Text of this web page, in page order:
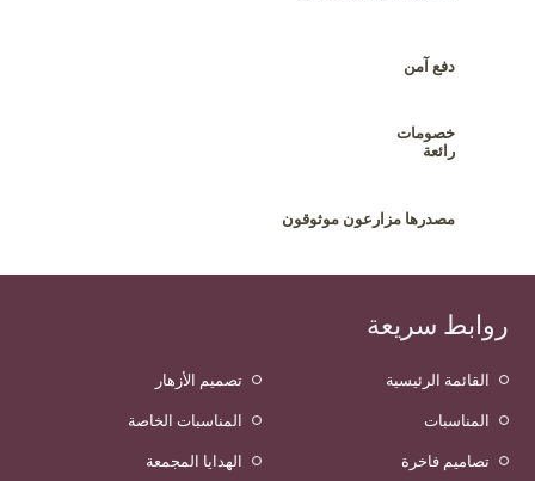
دفع آمن
خصومات
رائعة
مصدرها مزارعون موثوقون
روابط سريعة
القائمة الرئيسية تصميم الأزهار
المناسبات المناسبات الخاصة
تصاميم فاخرة الهدايا المجمعة